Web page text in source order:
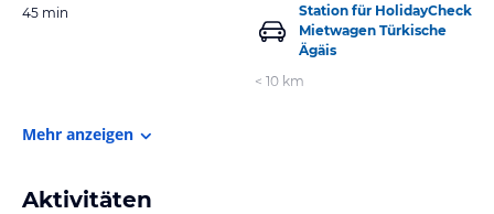
45 min
Station für HolidayCheck
Mietwagen Türkische
Ägäis
< 10 km
Mehr anzeigen
Aktivitäten